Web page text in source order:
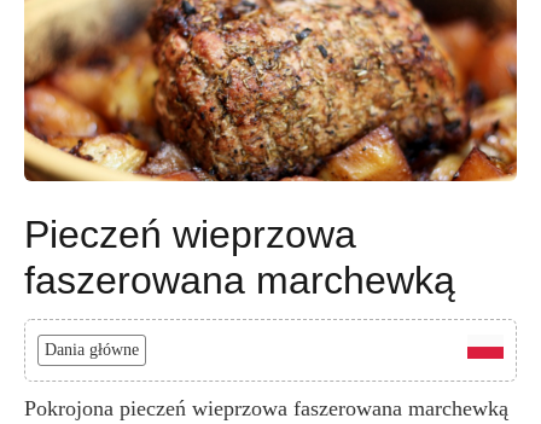
Pieczeń wieprzowa
faszerowana marchewką
Dania główne
Pokrojona pieczeń wieprzowa faszerowana marchewką